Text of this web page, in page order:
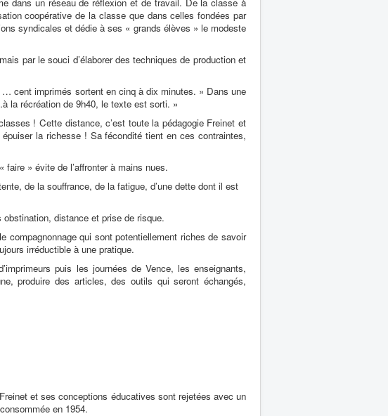
coopérative de la classe que dans celles fondées par
syndicales et dédie à ses « grands élèves » le modeste
par le souci d’élaborer des techniques de production et
… cent imprimés sortent en cinq à dix minutes. » Dans une
la récréation de 9h40, le texte est sorti. »
! Cette distance, c’est toute la pédagogie Freinet et
épuiser la richesse ! Sa fécondité tient en ces contraintes,
» évite de l’affronter à mains nues.
de la souffrance, de la fatigue, d’une dette dont il est
distance et prise de risque.
qui sont potentiellement riches de savoir
irréductible à une pratique.
puis les journées de Vence, les enseignants,
produire des articles, des outils qui seront échangés,
et ses conceptions éducatives sont rejetées avec un
en 1954.